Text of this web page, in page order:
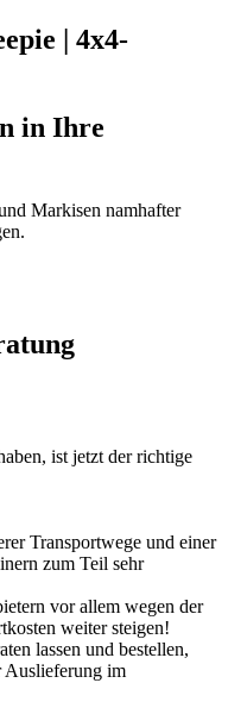
| 4x4-
in Ihre
Markisen namhafter
ist jetzt der richtige
Transportwege und einer
zum Teil sehr
vor allem wegen der
weiter steigen!
lassen und bestellen,
Auslieferung im